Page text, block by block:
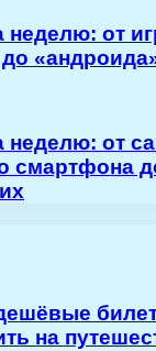
неделю: от
неделю: от
смартфона
на